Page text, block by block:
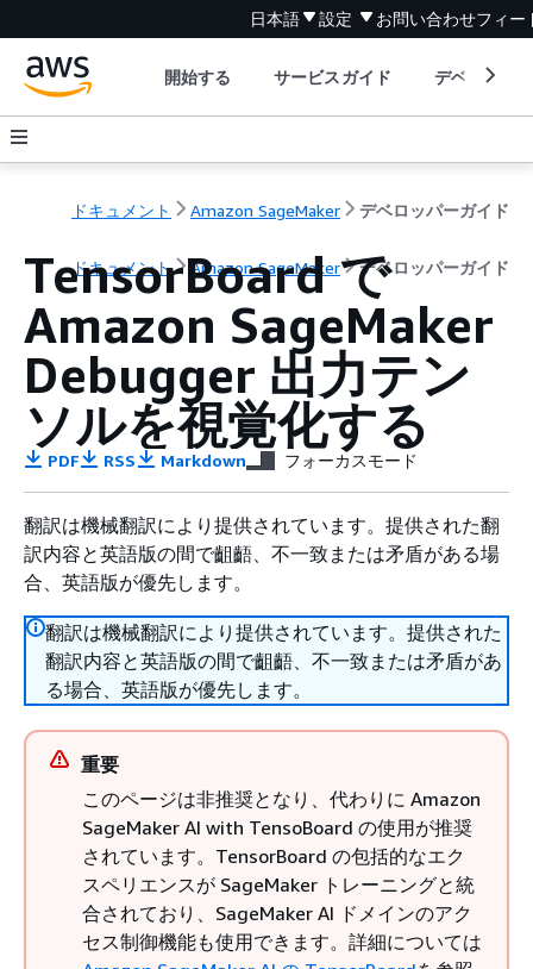
日本語 設定 お問い合わせフィー
開始する サービスガイド デベロッパ
ドキュメント Amazon SageMaker デベロッパーガイド
ドキュメント Amazon SageMaker デベロッパーガイド
TensorBoard で
Amazon SageMaker
Debugger 出力テン
ソルを視覚化する
PDF RSS Markdown フォーカスモード
翻訳は機械翻訳により提供されています。提供された翻
訳内容と英語版の間で齟齬、不一致または矛盾がある場
合、英語版が優先します。
翻訳は機械翻訳により提供されています。提供された
翻訳内容と英語版の間で齟齬、不一致または矛盾があ
る場合、英語版が優先します。
重要
このページは非推奨となり、代わりに Amazon
SageMaker AI with TensoBoard の使用が推奨
されています。TensorBoard の包括的なエク
スペリエンスが SageMaker トレーニングと統
合されており、SageMaker AI ドメインのアク
セス制御機能も使用できます。詳細については